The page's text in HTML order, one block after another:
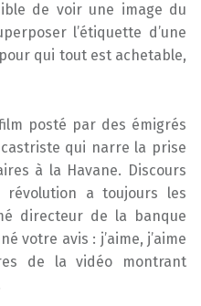
de voir une image du
l’étiquette d’une
qui tout est achetable,
posté par des émigrés
qui narre la prise
à la Havane. Discours
a toujours les
directeur de la banque
votre avis : j’aime, j’aime
de la vidéo montrant